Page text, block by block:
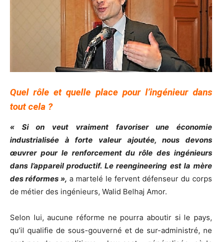
Quel rôle et quelle place pour l’ingénieur dans
tout cela ?
« Si on veut vraiment favoriser une économie
industrialisée à forte valeur ajoutée, nous devons
œuvrer pour le renforcement du rôle des ingénieurs
dans l’appareil productif. Le reengineering est la mère
des réformes », a martelé le fervent défenseur du corps
de métier des ingénieurs, Walid Belhaj Amor.
Selon lui, aucune réforme ne pourra aboutir si le pays,
qu’il qualifie de sous-gouverné et de sur-administré, ne